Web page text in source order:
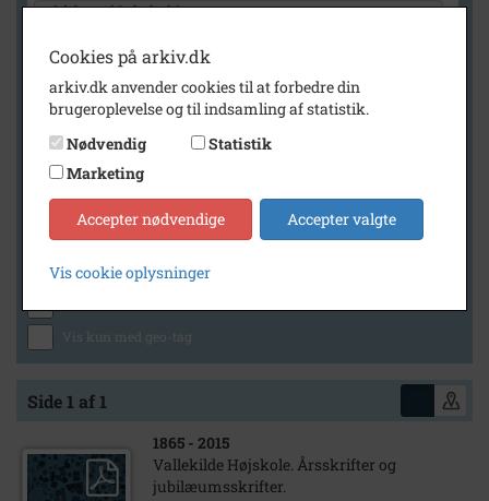
×Odsherred Lokalarkiv
Geografi
Generelt
Vis kun med billeder
Vis kun med filmklip
Vis kun med lydklip
Vis kun med geo-tag
Side 1 af 1
1865 - 2015
Vallekilde Højskole. Årsskrifter og
jubilæumsskrifter.
Cookies på arkiv.dk
arkiv.dk anvender cookies til at forbedre din
brugeroplevelse og til indsamling af statistik.
Nødvendig
Statistik
Marketing
Accepter nødvendige Accepter valgte
Vis cookie oplysninger